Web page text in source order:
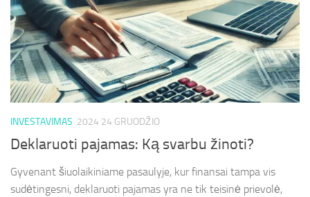
INVESTAVIMAS 2024 24 GRUODŽIO
Deklaruoti pajamas: Ką svarbu žinoti?
Gyvenant šiuolaikiniame pasaulyje, kur finansai tampa vis
sudėtingesni, deklaruoti pajamas yra ne tik teisinė prievolė,